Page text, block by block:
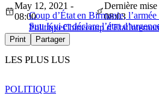
Coup d’État en Birmanie,
Suu Kyi et déclare l’état
May 12, 2021 -
08:00
Dernière
08:03
PolitiqueChinecoup d'Etat
Print Partager
LES PLUS LUS
POLITIQUE